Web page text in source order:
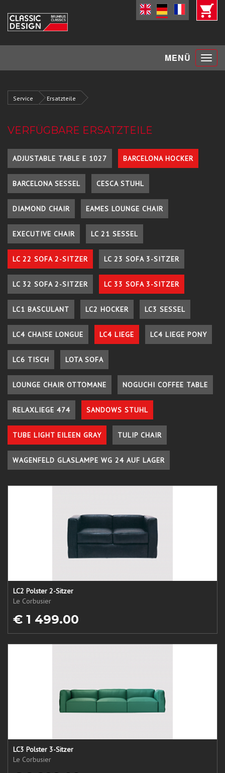
MENÜ Toggle
Service Ersatzteile
VERFÜGBARE ERSATZTEILE
ADJUSTABLE TABLE E 1027 BARCELONA HOCKER
BARCELONA SESSEL CESCA STUHL
DIAMOND CHAIR EAMES LOUNGE CHAIR
EXECUTIVE CHAIR LC 21 SESSEL
LC 22 SOFA 2-SITZER LC 23 SOFA 3-SITZER
LC 32 SOFA 2-SITZER LC 33 SOFA 3-SITZER
LC1 BASCULANT LC2 HOCKER LC3 SESSEL
LC4 CHAISE LONGUE LC4 LIEGE LC4 LIEGE PONY
LC6 TISCH LOTA SOFA
LOUNGE CHAIR OTTOMANE NOGUCHI COFFEE TABLE
RELAXLIEGE 474 SANDOWS STUHL
TUBE LIGHT EILEEN GRAY TULIP CHAIR
WAGENFELD GLASLAMPE WG 24 AUF LAGER
LC2 Polster 2-Sitzer
Le Corbusier
€ 1 499.00
LC3 Polster 3-Sitzer
Le Corbusier